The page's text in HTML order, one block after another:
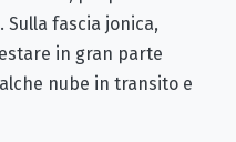
fascia jonica,
in gran parte
nube in transito e